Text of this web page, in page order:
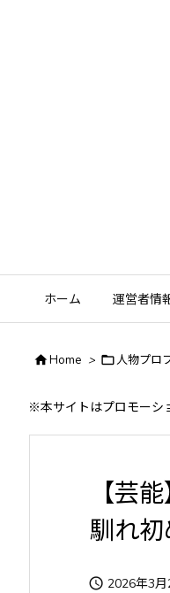
ホーム 運営者情
Home > 人物プロ
※本サイトはプロモーシ
【芸
馴れ
 2026年3月